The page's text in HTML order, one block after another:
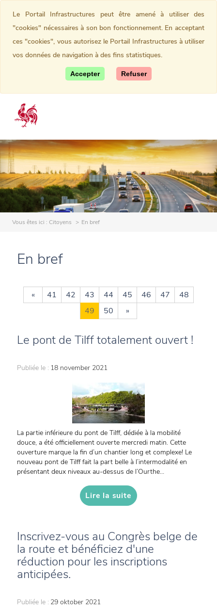
Vous êtes ici : Citoyens En bref
En bref
« 41 42 43 44 45 46 47
48
49
50 »
Le pont de Tilff totalement ouvert !
Publiée le : 18 november 2021
La partie inférieure du pont de Tilff, dédiée à la mobilité
douce, a été officiellement ouverte mercredi matin. Cette
ouverture marque la fin d’un chantier long et complexe! Le
nouveau pont de Tilff fait la part belle à l’intermodalité en
présentant deux niveaux au-dessus de l’Ourthe...
Lire la suite
Inscrivez-vous au Congrès belge de
la route et bénéficiez d'une
réduction pour les inscriptions
anticipées.
Publiée le : 29 oktober 2021
Le Portail Infrastructures peut être amené à utiliser des
"cookies" nécessaires à son bon fonctionnement. En acceptant
ces "cookies", vous autorisez le Portail Infrastructures à utiliser
vos données de navigation à des fins statistiques.
Accepter Refuser